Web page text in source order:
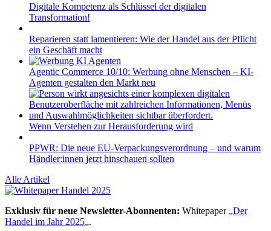
Digitale Kompetenz als Schlüssel der digitalen
Transformation!
Reparieren statt lamentieren: Wie der Handel aus der Pflicht
ein Geschäft macht
Agentic Commerce 10/10: Werbung ohne Menschen – KI-
Agenten gestalten den Markt neu
Wenn Verstehen zur Herausforderung wird
PPWR: Die neue EU-Verpackungsverordnung – und warum
Händler:innen jetzt hinschauen sollten
Alle Artikel
Exklusiv für neue Newsletter-Abonnenten: Whitepaper „Der
Handel im Jahr 2025„.